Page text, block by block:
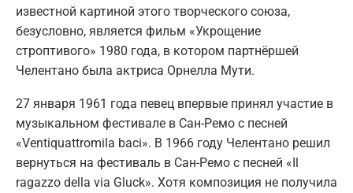
известной картиной этого творческого союза,
безусловно, является фильм «Укрощение
строптивого» 1980 года, в котором партнёршей
Челентано была актриса Орнелла Мути.
27 января 1961 года певец впервые принял участие в
музыкальном фестивале в Сан-Ремо с песней
«Ventiquattromila baci». В 1966 году Челентано решил
вернуться на фестиваль в Сан-Ремо с песней «Il
ragazzo della via Gluck». Хотя композиция не получила